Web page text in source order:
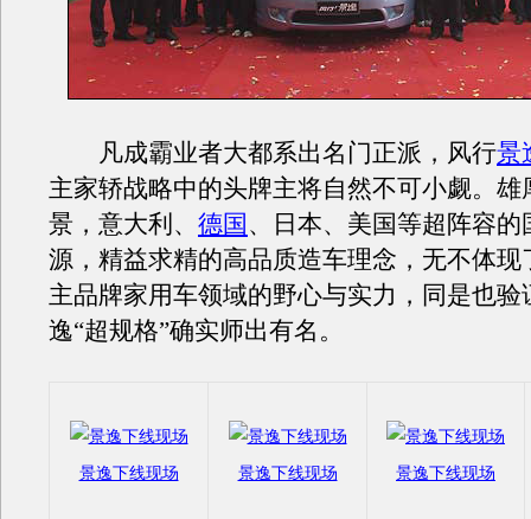
凡成霸业者大都系出名门正派，风行景
主家轿战略中的头牌主将自然不可小觑。雄
景，意大利、 德国 、日本、美国等超阵容的
源，精益求精的高品质造车理念，无不体现
主品牌家用车领域的野心与实力，同是也验
逸“超规格”确实师出有名。
景逸下线现场 景逸下线现场 景逸下线现场